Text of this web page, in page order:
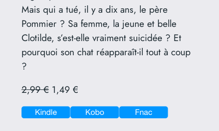
Mais qui a tué, il y a dix ans, le père
Pommier ? Sa femme, la jeune et belle
Clotilde, s’est-elle vraiment suicidée ? Et
pourquoi son chat réapparaît-il tout à coup
?
2,99 €1,49 €